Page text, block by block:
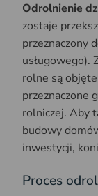
Odrolnienie
zostaje
przeznaczony
usługowego).
rolne są
przeznaczone
rolniczej. Aby
budowy
inwestycji,
Proces